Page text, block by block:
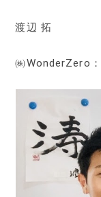
渡辺 拓
㈱WonderZero：